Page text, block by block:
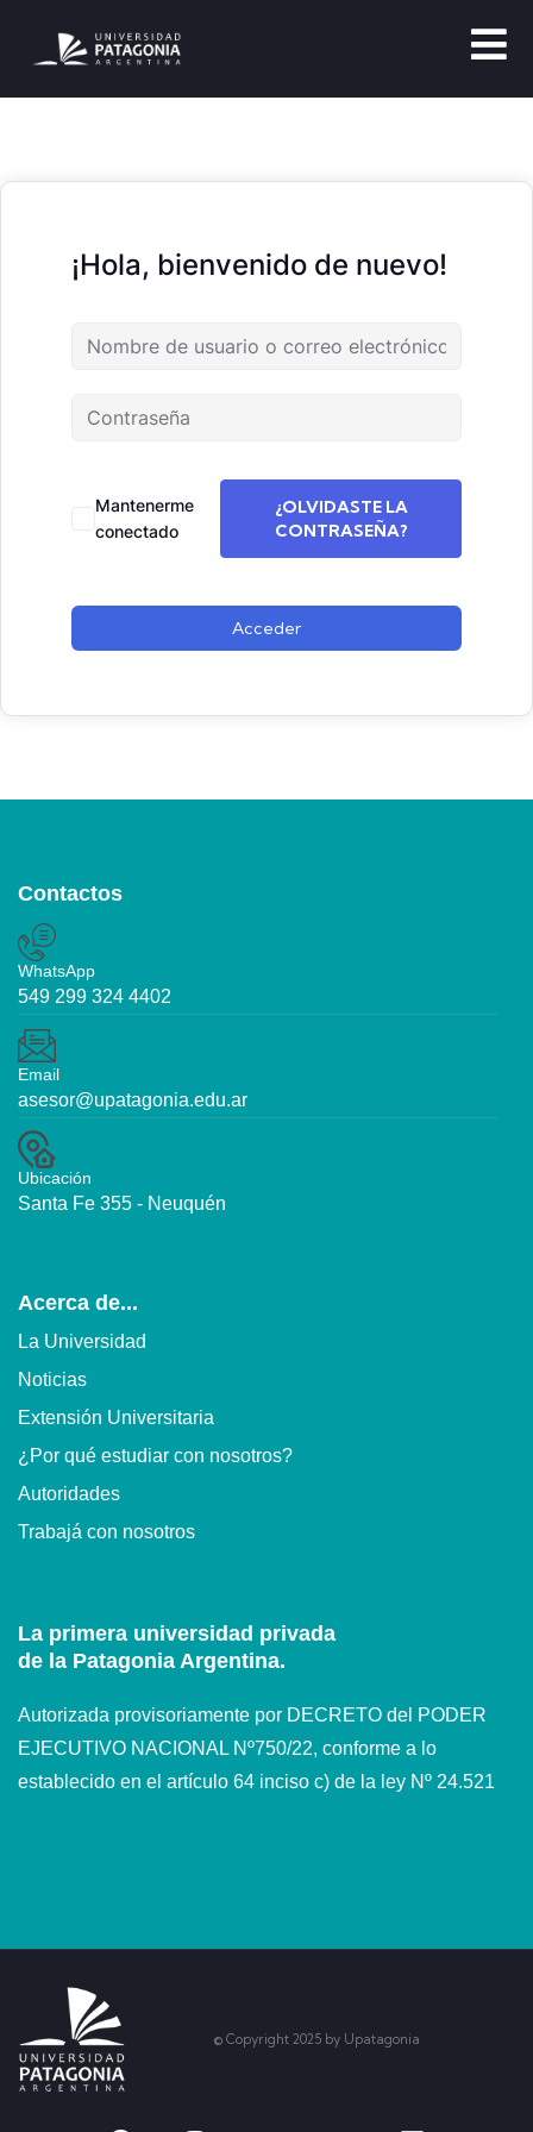
¡Hola, bienvenido de nuevo!
Mantenerme
conectado
¿OLVIDASTE LA
CONTRASEÑA?
Acceder
Contactos
WhatsApp
549 299 324 4402
Email
asesor@upatagonia.edu.ar
Ubicación
Santa Fe 355 - Neuquén
Acerca de...
La Universidad
Noticias
Extensión Universitaria
¿Por qué estudiar con nosotros?
Autoridades
Trabajá con nosotros
La primera universidad privada
de la Patagonia Argentina.
Autorizada provisoriamente por DECRETO del PODER
EJECUTIVO NACIONAL Nº750/22, conforme a lo
establecido en el artículo 64 inciso c) de la ley Nº 24.521
© Copyright 2025 by Upatagonia